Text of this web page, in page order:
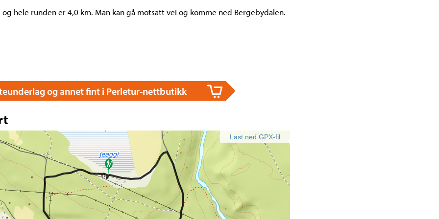
hele runden er 4,0 km. Man kan gå motsatt vei og komme ned Bergebydalen.
og annet fint i Perletur-nettbutikk
Last ned GPX-fil